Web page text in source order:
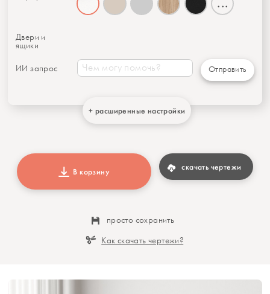
...
Двери и
ящики
ИИ запрос Отправить
+ расширенные настройки
В корзину скачать чертежи
просто сохранить
Как скачать чертежи?